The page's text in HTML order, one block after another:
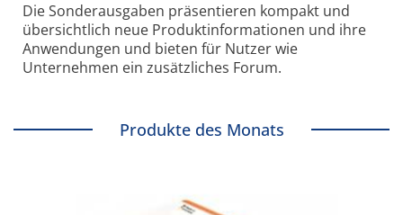
Die Sonder­ausgaben präsentieren kompakt und
übersichtlich neue Produkt­informationen und ihre
Anwendungen und bieten für Nutzer wie
Unternehmen ein zusätzliches Forum.
Produkte des Monats